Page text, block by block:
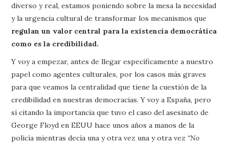
diverso y real, estamos poniendo sobre la mesa la necesidad
y la urgencia cultural de transformar los mecanismos que
regulan un valor central para la existencia democrática
como es la credibilidad.
Y voy a empezar, antes de llegar específicamente a nuestro
papel como agentes culturales, por los casos más graves
para que veamos la centralidad que tiene la cuestión de la
credibilidad en nuestras democracias. Y voy a España, pero
sí citando la importancia que tuvo el caso del asesinato de
George Floyd en EEUU hace unos años a manos de la
policía mientras decía una y otra vez una y otra vez “No